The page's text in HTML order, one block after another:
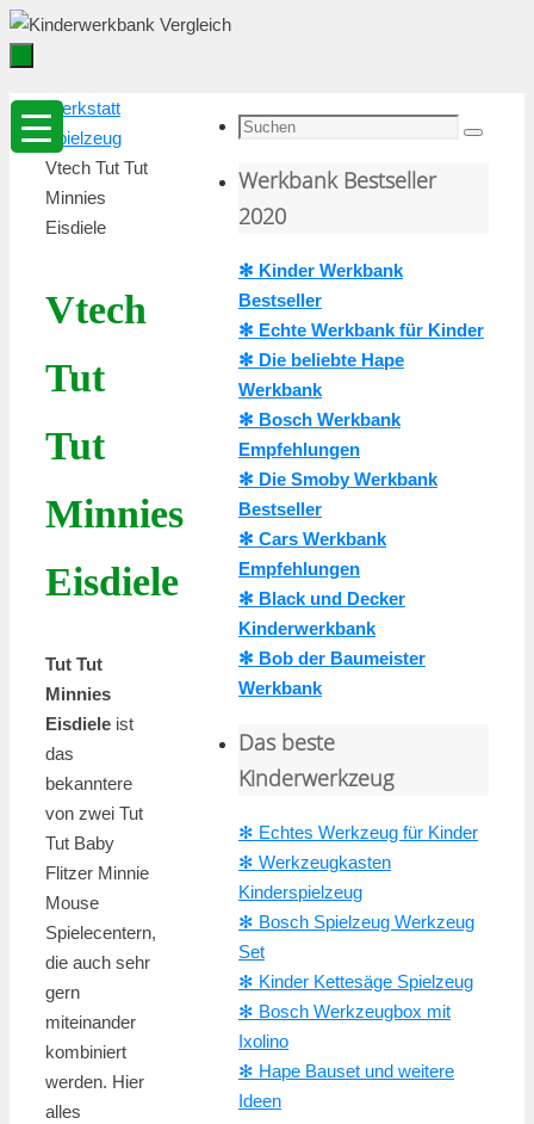
Zum
Inhalt
springen
Startseite
Werkstatt
Spielzeug
Vtech Tut Tut
Minnies
Eisdiele
Vtech
Tut
Tut
Minnies
Eisdiele
Tut Tut
Minnies
Eisdiele ist
das
bekanntere
von zwei Tut
Tut Baby
Flitzer Minnie
Mouse
Spielecentern,
die auch sehr
gern
miteinander
kombiniert
werden. Hier
alles
Suche
Suchen
Werkbank Bestseller
2020
✻ Kinder Werkbank
Bestseller
✻ Echte Werkbank für Kinder
✻ Die beliebte Hape
Werkbank
✻ Bosch Werkbank
Empfehlungen
✻ Die Smoby Werkbank
Bestseller
✻ Cars Werkbank
Empfehlungen
✻ Black und Decker
Kinderwerkbank
✻ Bob der Baumeister
Werkbank
Das beste
Kinderwerkzeug
✻ Echtes Werkzeug für Kinder
✻ Werkzeugkasten
Kinderspielzeug
✻ Bosch Spielzeug Werkzeug
Set
✻ Kinder Kettesäge Spielzeug
✻ Bosch Werkzeugbox mit
Ixolino
✻ Hape Bauset und weitere
Ideen